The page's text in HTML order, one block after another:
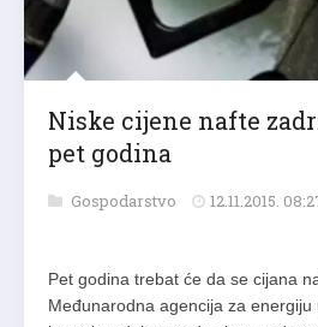
Niske cijene nafte
pet godina
Gospodarstvo 12.11.2015.
Pet godina trebat će da se cijana
Međunarodna agencija za